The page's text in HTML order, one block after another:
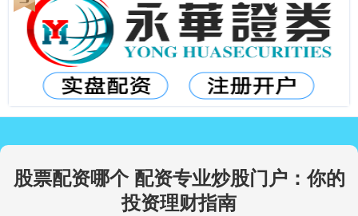
股票配资哪个 配资专业炒股门户：你的
投资理财指南